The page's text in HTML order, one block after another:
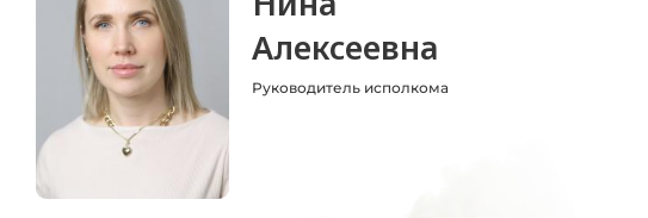
Алексеевна
Руководитель исполкома